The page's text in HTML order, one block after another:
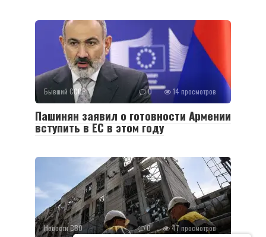
Бывший СССР 0 14 просмотров
Пашинян заявил о готовности Армении
вступить в ЕС в этом году
Новости СВО 0 47 просмотров